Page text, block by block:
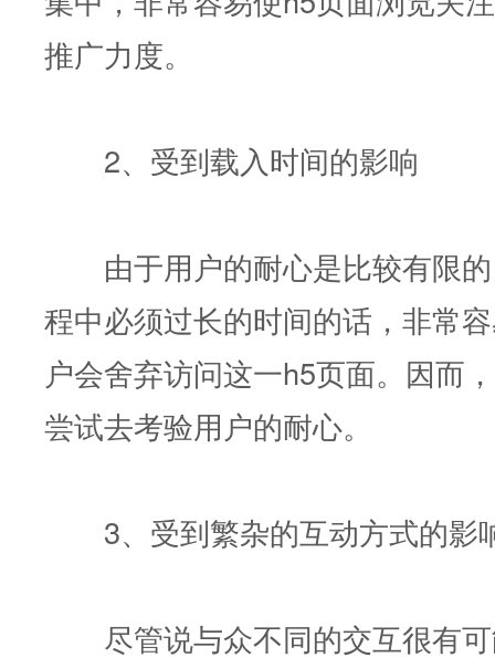
推广力度。
2、受到载入时间的影响
由于用户的耐心是比较有限的
程中必须过长的时间的话，非常
户会舍弃访问这一h5页面。因而
尝试去考验用户的耐心。
3、受到繁杂的互动方式的影
尽管说与众不同的交互很有可